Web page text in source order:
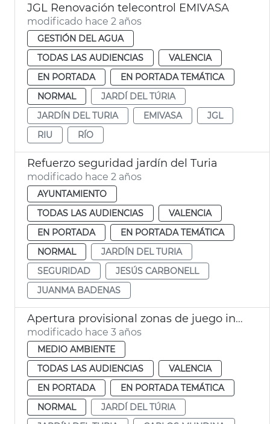
JGL Renovación telecontrol EMIVASA
modificado hace 2 años
GESTIÓN DEL AGUA
TODAS LAS AUDIENCIAS
VALENCIA
EN PORTADA
EN PORTADA TEMÁTICA
NORMAL
JARDÍ DEL TÚRIA
JARDÍN DEL TURIA
EMIVASA
JGL
RIU
RÍO
Refuerzo seguridad jardín del Turia
modificado hace 2 años
AYUNTAMIENTO
TODAS LAS AUDIENCIAS
VALENCIA
EN PORTADA
EN PORTADA TEMÁTICA
NORMAL
JARDÍN DEL TURIA
SEGURIDAD
JESÚS CARBONELL
JUANMA BADENAS
Apertura provisional zonas de juego infantil
modificado hace 3 años
MEDIO AMBIENTE
TODAS LAS AUDIENCIAS
VALENCIA
EN PORTADA
EN PORTADA TEMÁTICA
NORMAL
JARDÍ DEL TÚRIA